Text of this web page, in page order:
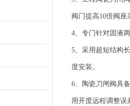
阀门提高10倍阀
4、专门针对固液
5、采用超短结构
度安装。
6、陶瓷刀闸阀具
用开度远程调整误